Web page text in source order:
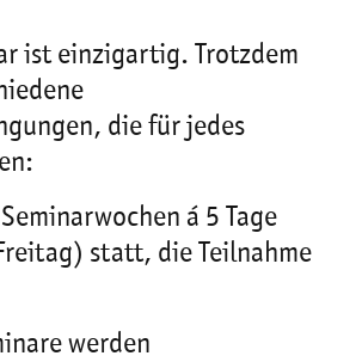
ist einzigartig. Trotzdem
die für jedes
á 5 Tage
statt, die Teilnahme
werden